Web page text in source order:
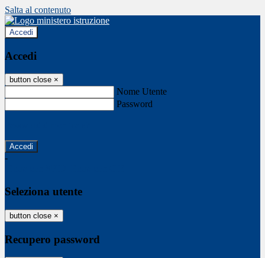
Salta al contenuto
Accedi
Accedi
button close ×
Nome Utente
Password
-
Seleziona utente
button close ×
Recupero password